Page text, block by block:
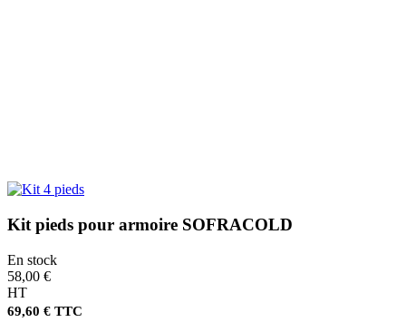
Kit pieds pour armoire SOFRACOLD
En stock
58,00 €
HT
69,60 € TTC